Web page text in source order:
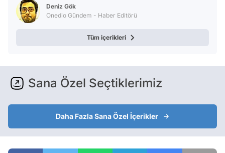
Deniz Gök
Onedio Gündem - Haber Editörü
Tüm içerikleri
Sana Özel Seçtiklerimiz
Daha Fazla Sana Özel İçerikler